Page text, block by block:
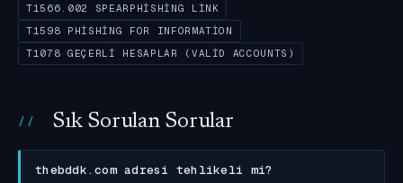
T1566.002 SPEARPHISHING LINK
T1598 PHISHING FOR INFORMATION
T1078 GEÇERLI HESAPLAR (VALID ACCOUNTS)
Sık Sorulan Sorular
thebddk.com adresi tehlikeli mi?